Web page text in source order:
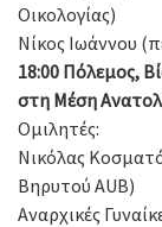
Οικολογίας)
Νίκος Ιωάννου
18:00 Πόλεμος,
στη Μέση
Ομιλητές:
Νικόλας
Βηρυτού AUB)
Αναρχικές